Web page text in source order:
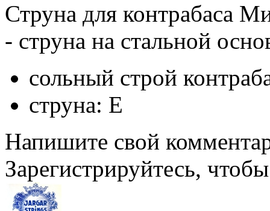
Струна для контрабаса
- струна на стальной
сольный строй
cтруна: E
Напишите свой
Зарегистрируйтесь,